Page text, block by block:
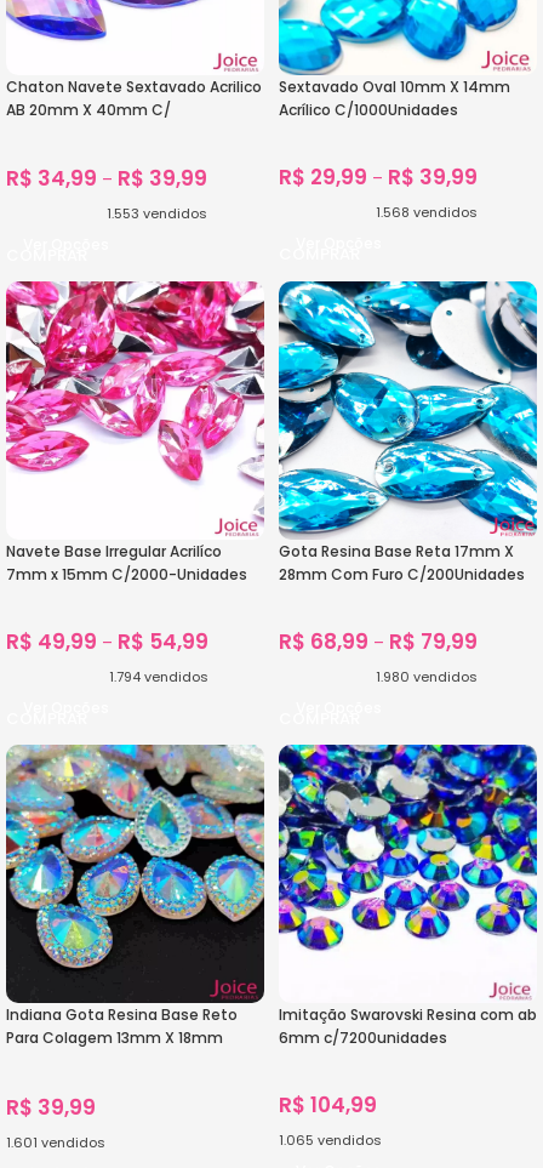
Chaton Navete Sextavado Acrilico
AB 20mm X 40mm C/
R$ 34,99 – R$ 39,99
1.553 vendidos
Sextavado Oval 10mm X 14mm
Acrílico C/1000Unidades
R$ 29,99 – R$ 39,99
1.568 vendidos
Navete Base Irregular Acrilíco
7mm x 15mm C/2000-Unidades
R$ 49,99 – R$ 54,99
1.794vendidos
Gota Resina Base Reta 17mm X
28mm Com Furo C/200Unidades
R$ 68,99 – R$ 79,99
1.980 vendidos
Indiana Gota Resina Base Reto
Para Colagem 13mm X 18mm
R$ 39,99
1.601 vendidos
Imitação Swarovski Resina com ab
6mm c/7200unidades
R$ 104,99
1.065 vendidos